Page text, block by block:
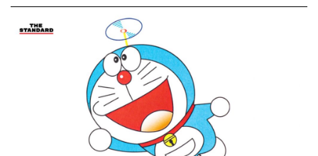
แต่ก็ไม่แน่ว่าผู้เขียนได้กำหนดเอาไว้แต่แรกว่า คนที่จะได้เป็น
เพื่อนโดราเอมอน ได้ใช้ของวิเศษเพื่อเรียนรู้ชีวิตต้องเป็นโนบิ
ตะคนเดียวเท่านั้น ไม่ใช่แค่เพราะโดราเอมอนถูกส่งมาให้
ดูแล แต่เป็นเพราะลึกๆ แล้วโนบิตะเป็นคนจิตใจดี และซื่อสัตย์
กับความรู้สึกของตัวเองมากที่สุด
ถ้ามองข้ามความห่วยที่แสดงออกมาให้เห็น โนบิตะเป็นแค่
เด็กคนหนึ่งที่อยากใช้ชีวิตอย่างมีความสุข อ่อนโยนกับสัตว์